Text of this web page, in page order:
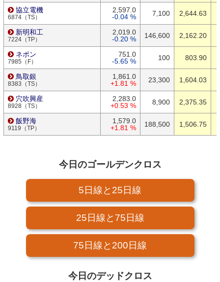
協立電機
6874（TS）
2,597.0
-0.04 %
7,100 2,644.63
新明和工
7224（TP）
2,019.0
-0.20 %
146,600 2,162.20
ネポン
7985（F）
751.0
-5.65 %
100 803.90
鳥取銀
8383（TS）
1,861.0
+1.81 %
23,300 1,604.03
穴吹興産
8928（TS）
2,283.0
+0.53 %
8,900 2,375.35
飯野海
9119（TP）
1,579.0
+1.81 %
188,500 1,506.75
今日のゴールデンクロス
5日線と25日線
25日線と75日線
75日線と200日線
今日のデッドクロス